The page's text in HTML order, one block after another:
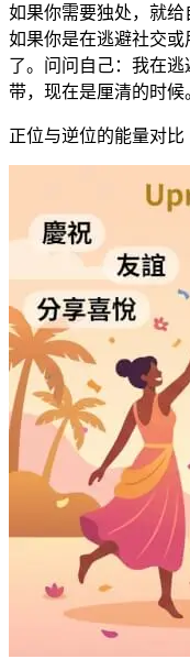
如果你需要独处，就
如果你是在逃避社交
了。问问自己：我在
带，现在是厘清的时候
正位与逆位的能量对比